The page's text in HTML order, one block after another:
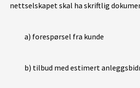
nettselskapet skal ha skriftlig
a) forespørsel fra kunde
b) tilbud med estimert